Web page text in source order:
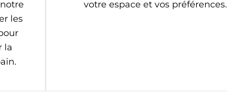
les
la
votre espace et vos préférences.